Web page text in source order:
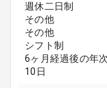
週休二日制
その他
その他
シフト制
6ヶ月経過後の年
10日